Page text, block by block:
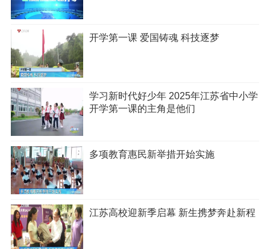
开学第一课 爱国铸魂 科技逐梦
学习新时代好少年 2025年江苏省中小学
开学第一课的主角是他们
多项教育惠民新举措开始实施
江苏高校迎新季启幕 新生携梦奔赴新程